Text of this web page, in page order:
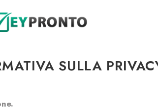
SULLA